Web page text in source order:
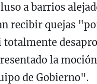
a barrios
recibir quejas
la
de Gobierno".